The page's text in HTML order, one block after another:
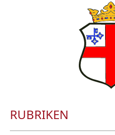
RUBRIKEN